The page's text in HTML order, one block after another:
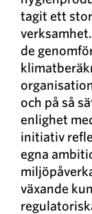
tagit ett
de
och på så
enlighet
initiativ
egna
växande